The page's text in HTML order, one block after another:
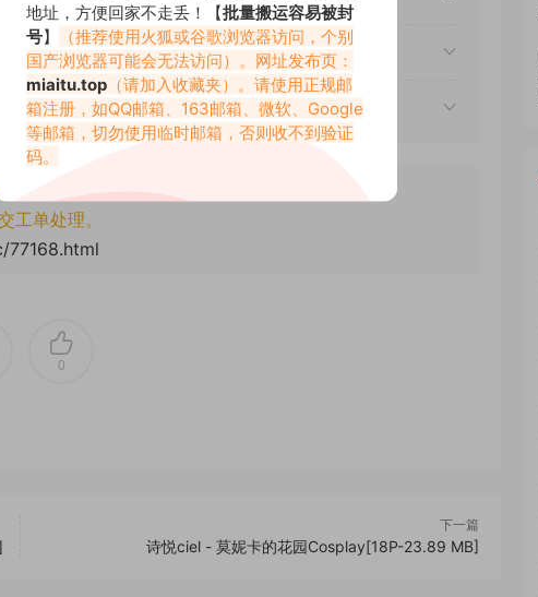
将封禁账号权限！
工单处理。
0
下一篇
诗悦ciel - 莫妮卡的花园Cosplay[18P-23.89 MB]
地址，方便回家不走丢！【批量搬运容易被封
号】
（推荐使用火狐或谷歌浏览器访问，个别
国产浏览器可能会无法访问）。网址发布页：
miaitu.top （请加入收藏夹）。请使用正规邮
箱注册，如QQ邮箱、163邮箱、微软、Google
等邮箱，切勿使用临时邮箱，否则收不到验证
码。